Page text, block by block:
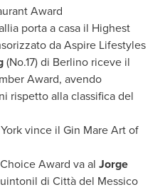
Award
porta a casa il Highest
da Aspire Lifestyles
(No.17) di Berlino riceve il
Award, avendo
rispetto alla classifica del
vince il Gin Mare Art of
Award va al Jorge
di Città del Messico